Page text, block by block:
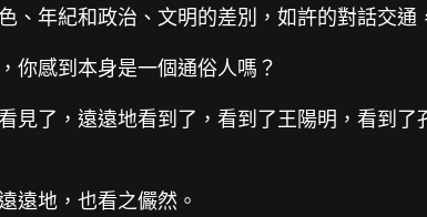
、年紀和政治、文明的差別，如許的對話交
你感到本身是一個通俗人嗎？
見了，遠遠地看到了，看到了王陽明，看到
遠地，也看之儼然。